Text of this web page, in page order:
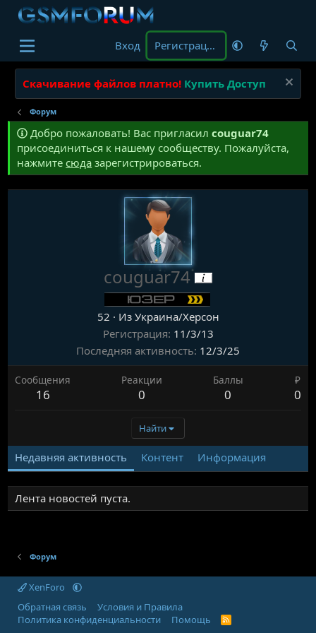
Вход Регистрация
Скачивание файлов платно! Купить Доступ
Форум
Добро пожаловать! Вас пригласилcouguar74
присоединиться к нашему сообществу. Пожалуйста,
нажмите сюда зарегистрироваться.
couguar74
52 · Из Украина/Херсон
Регистрация 11/3/13
Последняя активность 12/3/25
Сообщения
16
Реакции
0
Баллы
0
₽
0
Найти
Недавняя активность Контент Информация
Лента новостей пуста.
Форум
XenForo
Обратная связь
Условия и Правила
Политика конфиденциальности
Помощь
R